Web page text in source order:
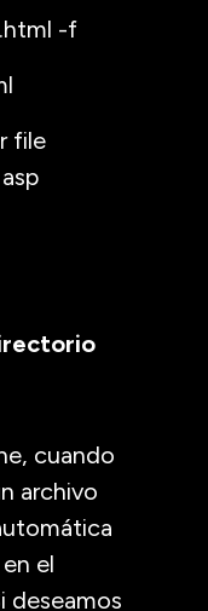
-f
file
cuando
archivo
el
deseamos